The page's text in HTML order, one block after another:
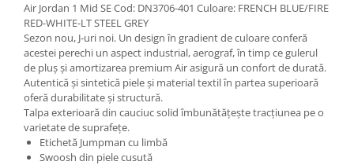
Air Jordan 1 Mid SE Cod: DN3706-401 Culoare: FRENCH BLUE/FIRE
RED-WHITE-LT STEEL GREY
Sezon nou, J-uri noi. Un design în gradient de culoare conferă
acestei perechi un aspect industrial, aerograf, în timp ce gulerul
de pluș și amortizarea premium Air asigură un confort de durată.
Autentică și sintetică piele și material textil în partea superioară
oferă durabilitate și structură.
Talpa exterioară din cauciuc solid îmbunătățește tracțiunea pe o
varietate de suprafețe.
Etichetă Jumpman cu limbă
Swoosh din piele cusută